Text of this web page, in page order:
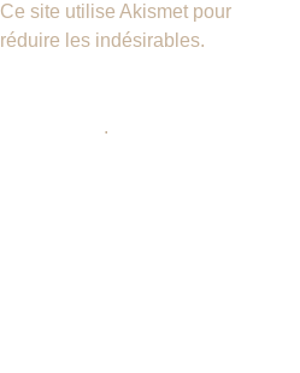
Ce site utilise Akismet pour
réduire les indésirables.
.